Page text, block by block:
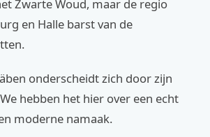
Zwarte Woud, maar de regio
en Halle barst van de
onderscheidt zich door zijn
hebben het hier over een echt
moderne namaak.